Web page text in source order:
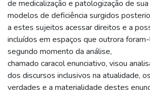
de medicalização e patologização de
modelos de deficiência surgidos
a estes sujeitos acessar direitos e a
incluídos em espaços que outrora
segundo momento da análise,
chamado caracol enunciativo, visou
dos discursos inclusivos na atualidade,
verdades e a materialidade destes